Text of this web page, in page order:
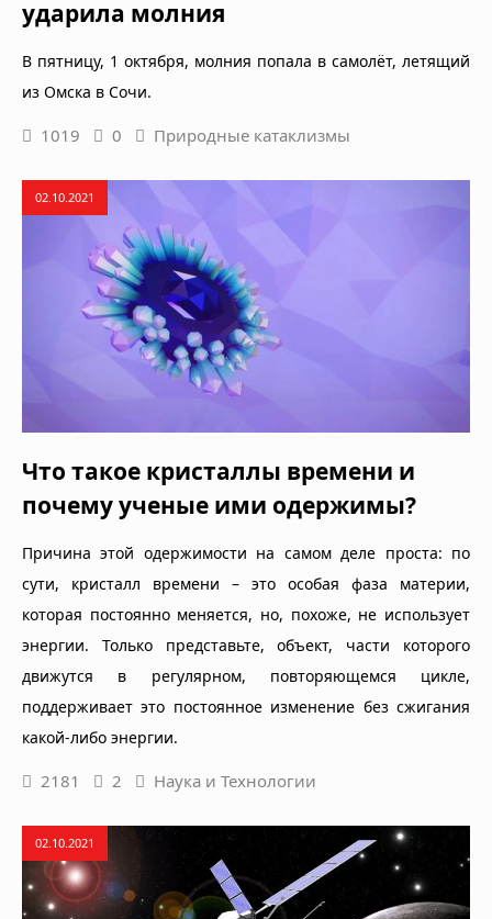
ударила молния
В пятницу, 1 октября, молния попала в самолёт, летящий
из Омска в Сочи.
1019 0 Природные катаклизмы
02.10.2021
Что такое кристаллы времени и
почему ученые ими одержимы?
Причина этой одержимости на самом деле проста: по
сути, кристалл времени – это особая фаза материи,
которая постоянно меняется, но, похоже, не использует
энергии. Только представьте, объект, части которого
движутся в регулярном, повторяющемся цикле,
поддерживает это постоянное изменение без сжигания
какой-либо энергии.
2181 2 Наука и Технологии
02.10.2021